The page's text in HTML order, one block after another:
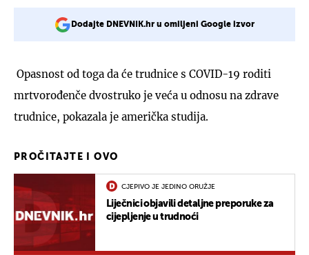
Dodajte DNEVNIK.hr u omiljeni Google izvor
Opasnost od toga da će trudnice s COVID-19 roditi
mrtvorođenče dvostruko je veća u odnosu na zdrave
trudnice, pokazala je američka studija.
PROČITAJTE I OVO
CJEPIVO JE JEDINO ORUŽJE
Liječnici objavili detaljne preporuke za
cijepljenje u trudnoći